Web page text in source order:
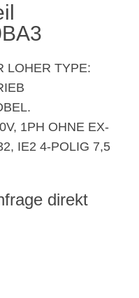
LOHER TYPE:
1PH OHNE EX-
IE2 4-POLIG 7,5
direkt